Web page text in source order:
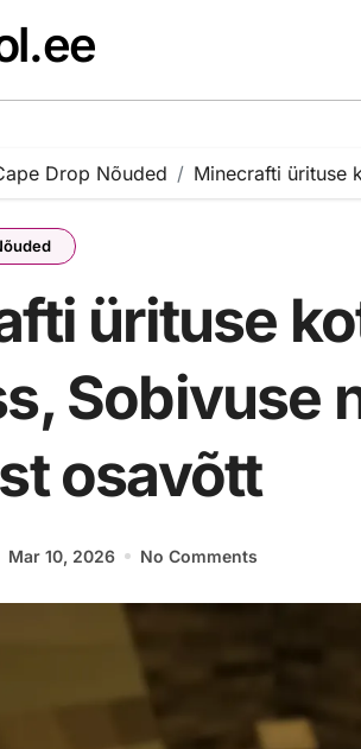
Drop Nõuded Minecrafti ürituse
ürituse
Sobivuse
osavõtt
Mar 10, 2026 No Comments